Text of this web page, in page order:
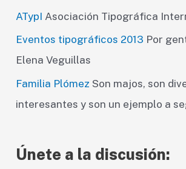
ATypI Asociación Tipográfica
Eventos tipográficos 2013 Por
Elena Veguillas
Familia Plómez Son majos, son
interesantes y son un ejemplo a
Únete a la discusión: